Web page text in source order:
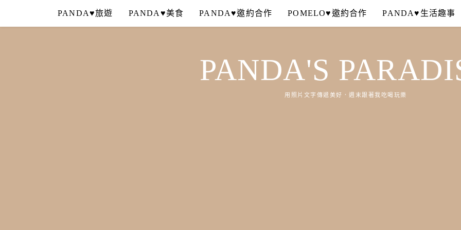
content
PANDA♥旅遊 PANDA♥美食 PANDA♥邀約合作 POMELO♥邀約合作 PANDA♥生活趣事
PANDA'S
用照片文字傳遞美好．週末跟著我吃喝玩樂